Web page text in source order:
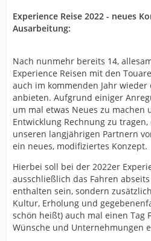
Experience Reise 2022 - neues
Ausarbeitung:
Nach nunmehr bereits 14,
Experience Reisen mit den
auch im kommenden Jahr
anbieten. Aufgrund einiger
um mal etwas Neues zu machen
Entwicklung Rechnung zu
unseren langjährigen Partnern
ein neues, modifiziertes Konzept.
Hierbei soll bei der 2022er
ausschließlich das Fahren
enthalten sein, sondern
Kultur, Erholung und
schön heißt) auch mal einen Tag
Wünsche und Unternehmungen